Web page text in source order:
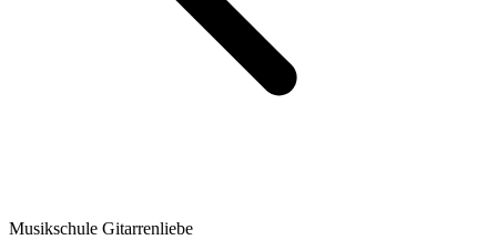
Musikschule Gitarrenliebe